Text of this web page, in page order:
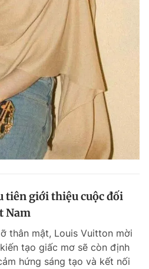
tiên giới thiệu cuộc đối
Nam
thân mật, Louis Vuitton mời
tạo giấc mơ sẽ còn định
hứng sáng tạo và kết nối